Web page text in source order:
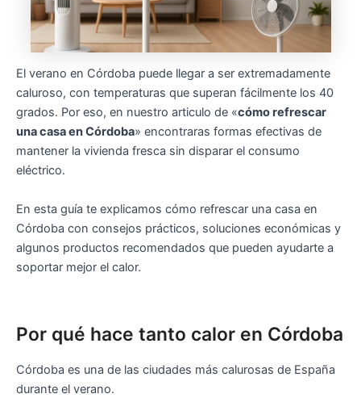
El verano en Córdoba puede llegar a ser extremadamente
caluroso, con temperaturas que superan fácilmente los 40
grados. Por eso, en nuestro articulo de «cómo refrescar
una casa en Córdoba» encontraras formas efectivas de
mantener la vivienda fresca sin disparar el consumo
eléctrico.
En esta guía te explicamos cómo refrescar una casa en
Córdoba con consejos prácticos, soluciones económicas y
algunos productos recomendados que pueden ayudarte a
soportar mejor el calor.
Por qué hace tanto calor en Córdoba
Córdoba es una de las ciudades más calurosas de España
durante el verano.